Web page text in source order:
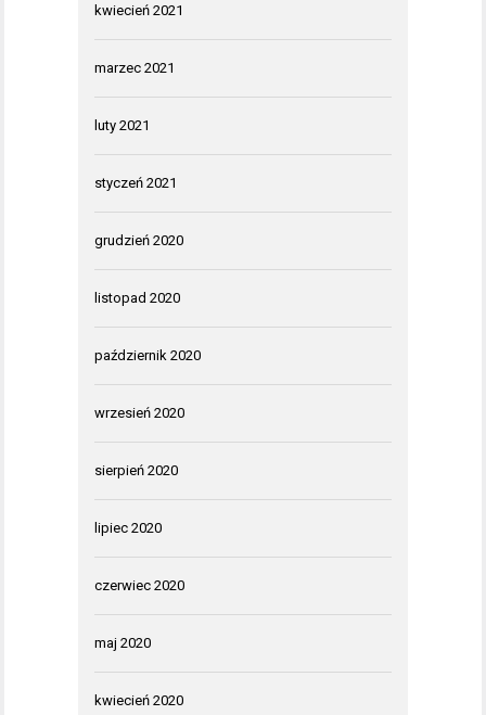
kwiecień 2021
marzec 2021
luty 2021
styczeń 2021
grudzień 2020
listopad 2020
październik 2020
wrzesień 2020
sierpień 2020
lipiec 2020
czerwiec 2020
maj 2020
kwiecień 2020